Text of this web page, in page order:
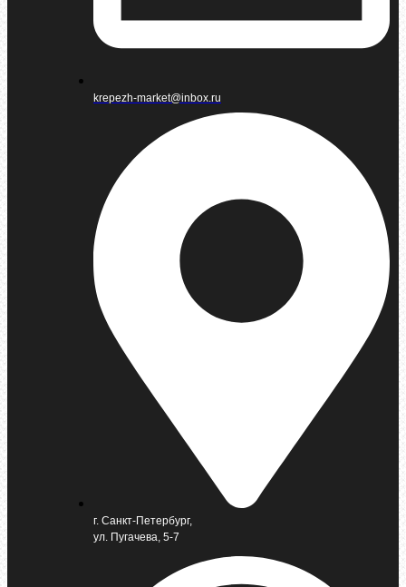
krepezh-market@inbox.ru
г. Санкт-Петербург,
ул. Пугачева, 5-7